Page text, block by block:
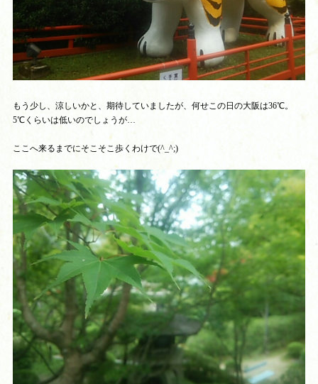
もう少し、涼しいかと、期待していましたが、何せこの日の大阪は36℃。
5℃くらいは低いのでしょうが…
ここへ来るまでにそこそこ歩くわけで(^_^;)